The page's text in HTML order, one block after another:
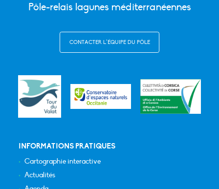
Pôle-relais lagunes méditerranéennes
CONTACTER L’ÉQUIPE DU PÔLE
INFORMATIONS PRATIQUES
Cartographie interactive
Actualités